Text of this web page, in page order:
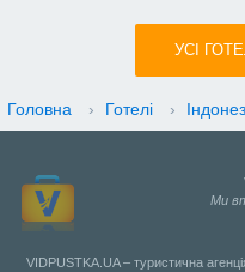
УСI
Головна › Готелі ›
Ми
VIDPUSTKA.UA – туристична